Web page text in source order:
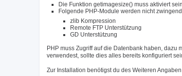
Die Funktion getimagesize() muss aktiviert sein
Folgende PHP-Module werden nicht
zlib Kompression
Remote FTP Unterstützung
GD Unterstützung
PHP muss Zugriff auf die Datenbank haben,
verwendest, sollte dies alles bereits konfiguriert
Zur Installation benötigst du des Weiteren